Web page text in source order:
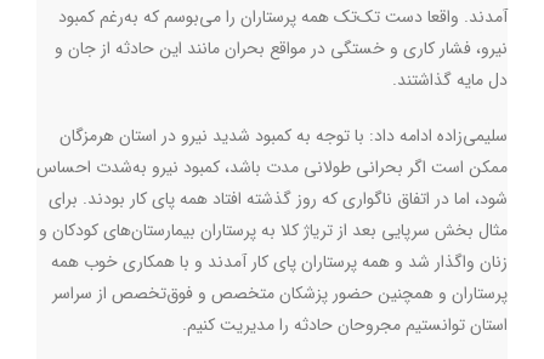
آمدند. واقعا دست تک‌تک همه پرستاران را می‌بوسم که به‌رغم کمبود
نیرو، فشار کاری و خستگی در مواقع بحران مانند این حادثه از جان و
دل مایه گذاشتند.
سلیمی‌زاده ادامه داد: با توجه به کمبود شدید نیرو در استان هرمزگان
ممکن است اگر بحرانی طولانی مدت باشد، کمبود نیرو به‌شدت احساس
شود، اما در اتفاق ناگواری که روز گذشته افتاد همه پای کار بودند. برای
مثال بخش سرپایی بعد از تریاژ کلا به پرستاران بیمارستان‌های کودکان و
زنان واگذار شد و همه پرستاران پای کار آمدند و با همکاری خوب همه
پرستاران و همچنین حضور پزشکان متخصص و فوق‌تخصص از سراسر
استان توانستیم مجروحان حادثه را مدیریت کنیم.